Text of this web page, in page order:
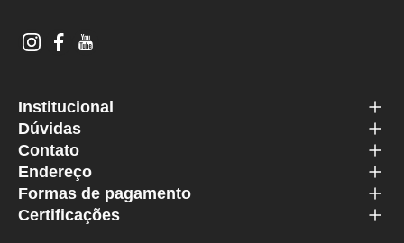
Institucional
Dúvidas
Contato
Endereço
Formas de pagamento
Certificações